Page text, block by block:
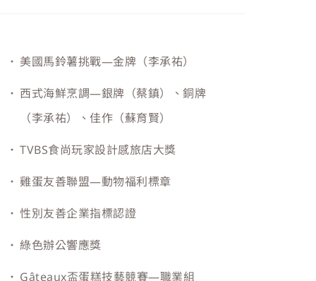
美國馬鈴薯挑戰—金牌（李承祐）
西式海鮮烹調—銀牌（蔡鎮）、銅牌
（李承祐）、佳作（蘇育賢）
TVBS食尚玩家設計感旅店大獎
雞蛋友善聯盟—動物福利標章
性別友善企業指標認證
綠色辦公響應獎
Gâteaux盃蛋糕技藝競賽—職業組_